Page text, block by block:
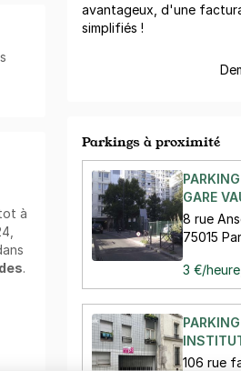
à
.
avantageux, d'une
simplifiés !
Parkings à proximité
GARE
8 rue
75015
3 €/heure
106 rue